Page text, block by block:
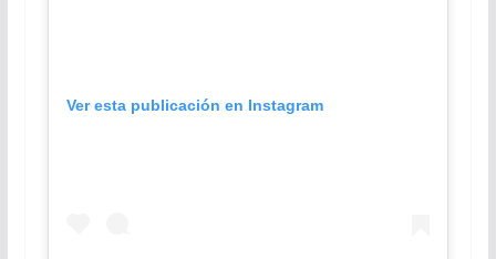
Ver esta publicación en Instagram